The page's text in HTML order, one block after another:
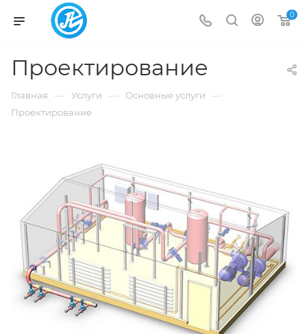
0
Проектирование
Главная — Услуги — Основные услуги —
Проектирование